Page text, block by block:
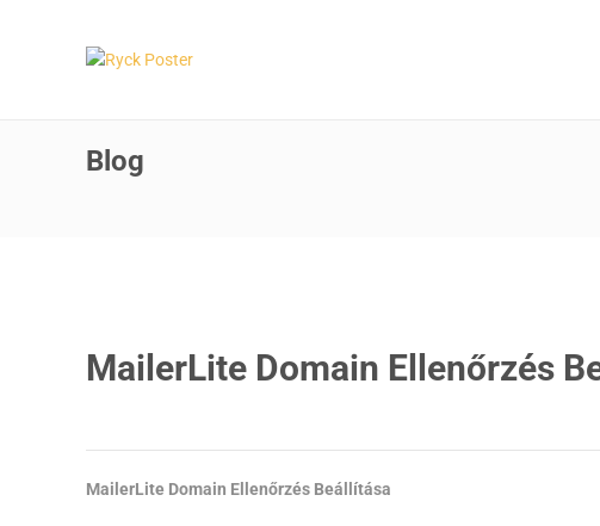
Blog
MailerLite Domain Ellenőrzés
MailerLite Domain Ellenőrzés Beállítása